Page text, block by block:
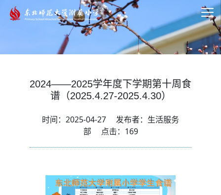
2024——2025学年度下学期第十周食
谱（2025.4.27-2025.4.30）
时间：2025-04-27
发布者：生活服务
部
点击： 169